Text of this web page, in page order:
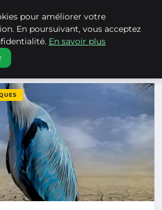
-
pour améliorer votre
En poursuivant, vous acceptez
En savoir plus